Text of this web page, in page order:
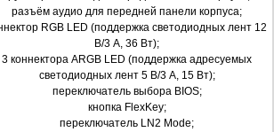
разъём аудио для передней панели корпуса;
RGB LED (поддержка светодиодных лент 12
В/3 A, 36 Вт);
3 коннектора ARGB LED (поддержка адресуемых
светодиодных лент 5 В/3 A, 15 Вт);
переключатель выбора BIOS;
кнопка FlexKey;
переключатель LN2 Mode;